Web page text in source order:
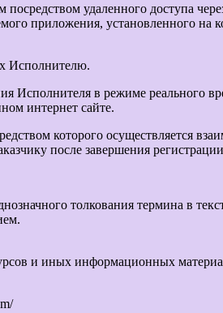
удаленного доступа
приложения, установленного на
Исполнителю.
Исполнителя в режиме реального
интернет сайте.
которого осуществляется
после завершения
толкования термина в
и иных информационных